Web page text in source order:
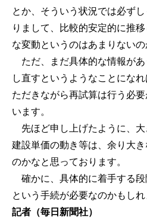
とか、そういう状況では必ず
りまして、比較的安定的に推
な変動というのはあまりないの
ただ、まだ具体的な情報が
し直すというようなことにな
ただきながら再試算は行う必
います。
先ほど申し上げたように、大
建設単価の動き等は、余り大
のかなと思っております。
確かに、具体的に着手する段
という手続が必要なのかもしれ
記者（毎日新聞社）